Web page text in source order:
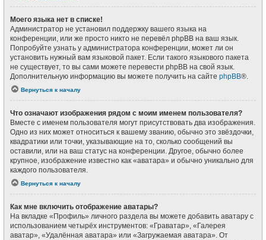
Моего языка нет в списке!
Администратор не установил поддержку вашего языка на
конференции, или же просто никто не перевёл phpBB на ваш язык.
Попробуйте узнать у администратора конференции, может ли он
установить нужный вам языковой пакет. Если такого языкового пакета
не существует, то вы сами можете перевести phpBB на свой язык.
Дополнительную информацию вы можете получить на сайте phpBB®.
Вернуться к началу
Что означают изображения рядом с моим именем пользователя?
Вместе с именем пользователя могут присутствовать два изображения.
Одно из них может относиться к вашему званию, обычно это звёздочки,
квадратики или точки, указывающие на то, сколько сообщений вы
оставили, или на ваш статус на конференции. Другое, обычно более
крупное, изображение известно как «аватара» и обычно уникально для
каждого пользователя.
Вернуться к началу
Как мне включить отображение аватары?
На вкладке «Профиль» личного раздела вы можете добавить аватару с
использованием четырёх инструментов: «Граватар», «Галерея
аватар», «Удалённая аватара» или «Загружаемая аватара». От